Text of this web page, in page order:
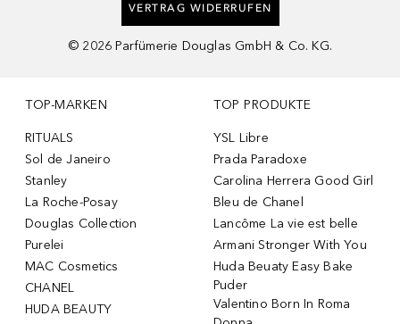
VERTRAG WIDERRUFEN
© 2026 Parfümerie Douglas GmbH & Co. KG.
TOP-MARKEN
RITUALS
Sol de Janeiro
Stanley
La Roche-Posay
Douglas Collection
Purelei
MAC Cosmetics
CHANEL
HUDA BEAUTY
TOP PRODUKTE
YSL Libre
Prada Paradoxe
Carolina Herrera Good Girl
Bleu de Chanel
Lancôme La vie est belle
Armani Stronger With You
Huda Beuaty Easy Bake
Puder
Valentino Born In Roma